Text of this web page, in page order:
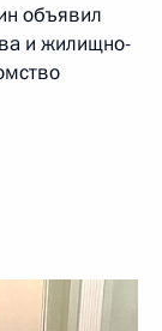
объявил
и жилищно-